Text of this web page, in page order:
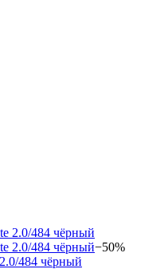
−50%
484 чёрный